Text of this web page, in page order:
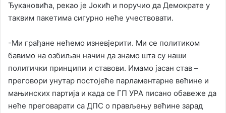
Ђукановића, рекао је Јокић и поручио да Демократе у
таквим пакетима сигурно неће учествовати.
-Ми грађане нећемо изневјерити. Ми се политиком
бавимо на озбиљан начин да знамо шта су наши
политички принципи и ставови. Имамо јасан став –
преговори унутар постојеће парламентарне већине и
мањинских партија и када се ГП УРА писано обавеже да
неће преговарати са ДПС о прављењу већине зарад